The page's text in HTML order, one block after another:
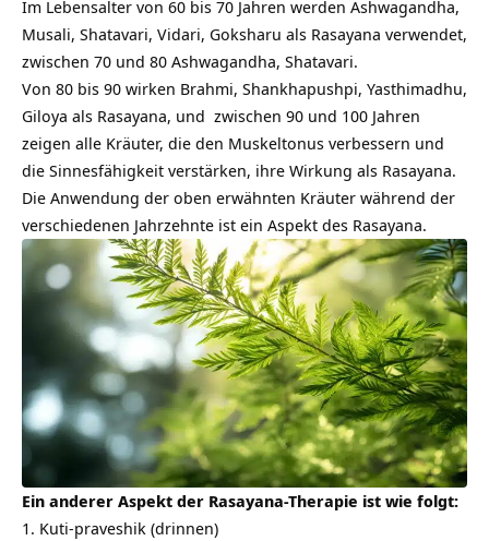
Im Lebensalter von 60 bis 70 Jahren werden Ashwagandha,
Musali, Shatavari, Vidari, Goksharu als Rasayana verwendet,
zwischen 70 und 80 Ashwagandha, Shatavari.
Von 80 bis 90 wirken Brahmi, Shankhapushpi, Yasthimadhu,
Giloya als Rasayana, und zwischen 90 und 100 Jahren
zeigen alle Kräuter, die den Muskeltonus verbessern und
die Sinnesfähigkeit verstärken, ihre Wirkung als Rasayana.
Die Anwendung der oben erwähnten Kräuter während der
verschiedenen Jahrzehnte ist ein Aspekt des Rasayana.
Ein anderer Aspekt der Rasayana-Therapie ist wie folgt:
Kuti-praveshik (drinnen)